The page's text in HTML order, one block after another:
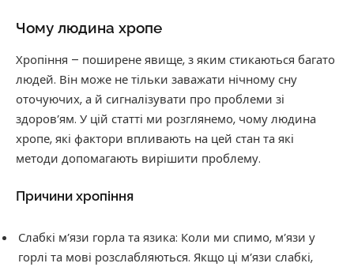
Чому людина хропе
Хропіння – поширене явище, з яким стикаються багато
людей. Він може не тільки заважати нічному сну
оточуючих, а й сигналізувати про проблеми зі
здоров’ям. У цій статті ми розглянемо, чому людина
хропе, які фактори впливають на цей стан та які
методи допомагають вирішити проблему.
Причини хропіння
Слабкі м’язи горла та язика: Коли ми спимо, м’язи у
горлі та мові розслабляються. Якщо ці м’язи слабкі,